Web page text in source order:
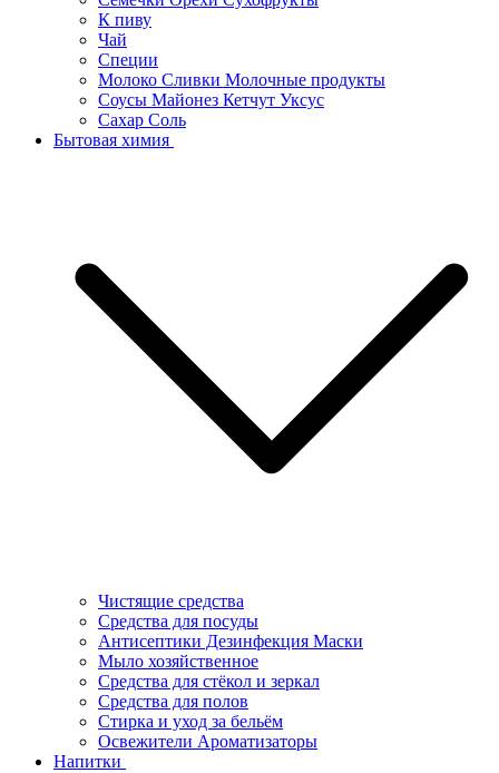
К пиву
Чай
Специи
Молоко Сливки Молочные продукты
Соусы Майонез Кетчут Уксус
Сахар Соль
Бытовая химия
Чистящие средства
Средства для посуды
Антисептики Дезинфекция Маски
Мыло хозяйственное
Средства для стёкол и зеркал
Средства для полов
Стирка и уход за бельём
Освежители Ароматизаторы
Напитки